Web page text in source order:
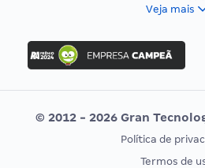
Concurso Ibama
Concurso MPU
Editais publicados
CONCURSOS POR PROFISSÃO
Veja mais
© 2012 - 2026 Gran
Política de
Termos de